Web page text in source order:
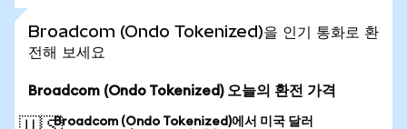
Broadcom (Ondo Tokenized)을 인기 통화로 환
전해 보세요
Broadcom (Ondo Tokenized) 오늘의 환전 가격
Broadcom (Ondo Tokenized)에서 미국 달러